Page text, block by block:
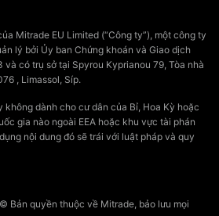
Mitrade EU Limited (“Công ty”), một công ty
lý bởi Ủy ban Chứng khoán và Giao dịch
có trụ sở tại Spyrou Kyprianou 79, Tòa nhà
, Limassol, Síp.
không dành cho cư dân của Bỉ, Hoa Kỳ hoặc
gia nào ngoài EEA hoặc khu vực tài phán
nội dung đó sẽ trái với luật pháp và quy
Bản quyền thuộc về Mitrade, bảo lưu mọi